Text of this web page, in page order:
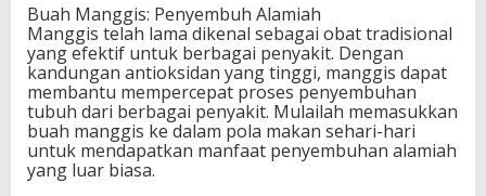
Buah Manggis: Penyembuh Alamiah
Manggis telah lama dikenal sebagai obat tradisional
yang efektif untuk berbagai penyakit. Dengan
kandungan antioksidan yang tinggi, manggis dapat
membantu mempercepat proses penyembuhan
tubuh dari berbagai penyakit. Mulailah memasukkan
buah manggis ke dalam pola makan sehari-hari
untuk mendapatkan manfaat penyembuhan alamiah
yang luar biasa.